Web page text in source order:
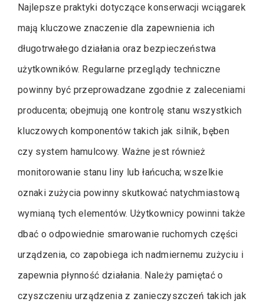
Najlepsze praktyki dotyczące konserwacji wciągarek
mają kluczowe znaczenie dla zapewnienia ich
długotrwałego działania oraz bezpieczeństwa
użytkowników. Regularne przeglądy techniczne
powinny być przeprowadzane zgodnie z zaleceniami
producenta; obejmują one kontrolę stanu wszystkich
kluczowych komponentów takich jak silnik, bęben
czy system hamulcowy. Ważne jest również
monitorowanie stanu liny lub łańcucha; wszelkie
oznaki zużycia powinny skutkować natychmiastową
wymianą tych elementów. Użytkownicy powinni także
dbać o odpowiednie smarowanie ruchomych części
urządzenia, co zapobiega ich nadmiernemu zużyciu i
zapewnia płynność działania. Należy pamiętać o
czyszczeniu urządzenia z zanieczyszczeń takich jak